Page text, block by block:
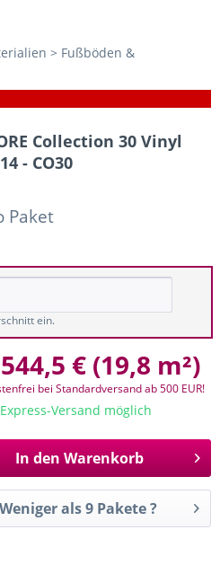
> Fußböden &
Collection 30 Vinyl
- CO30
Paket
ein.
544,5 € (19,8 m²)
bei Standardversand ab 500 EUR!
Versand möglich
In den Warenkorb
Weniger als 9 Pakete ?